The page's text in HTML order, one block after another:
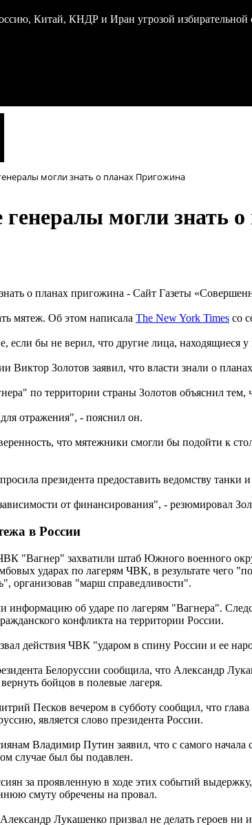
Китай, КНДР и Иран угрозой
могли знать о планах Пригожина
генералы могли знать
мятеж. Об этом написала The New York Times со
если бы не верил, что другие лица, находящиеся
Виктор Золотов заявил, что власти знали о
по территории страны Золотов объяснил
отражения", - пояснил он.
что мятежники смогли бы подойти к
президента предоставить ведомству танки
от финансирования", - резюмировал
в России
"Вагнер" захватили штаб Южного военного
ударах по лагерям ЧВК, в результате чего
организовав "марш справедливости".
об ударе по лагерям "Вагнера".
конфликта на территории России.
действия ЧВК "ударом в спину России и ее
Белоруссии сообщила, что Александр
бойцов в полевые лагеря.
Песков вечером в субботу сообщил, что
является слово президента России.
Владимир Путин заявил, что с самого
случае был бы подавлен.
за проявленную в ходе этих событий
смуту обречены на провал.
Лукашенко призвал не делать героев